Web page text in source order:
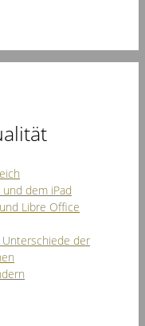
dem iPad
Libre Office
der